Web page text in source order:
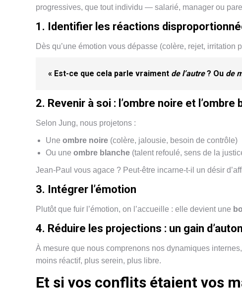
progressives, que tout individu — salarié, manager ou
1. Identifier les réactions
Dès qu’une émotion vous dépasse (colère, rejet, irritation
« Est-ce que cela parle vraiment de l’autre? Ou de
2. Revenir à soi : l’ombre noire et l’ombre
Selon Jung, nous projetons :
Une ombre noire (colère, jalousie, besoin de contrôle)
Ou une ombre blanche (talent refoulé, sens de la
Jean-Paul vous agace ? Peut-être incarne-t-il un désir
3. Intégrer l’émotion
Plutôt que fuir l’émotion, on l’accueille : elle devient une
4. Réduire les projections : un gain
À mesure que nous comprenons nos dynamiques internes,
moins réactif, plus serein, plus libre.
Et si vos conflits étaient vos